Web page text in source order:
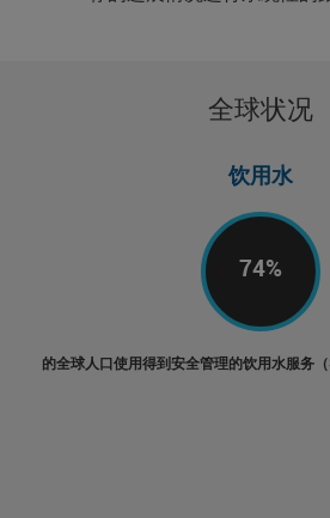
全球状况
饮用水
74%
的全球人口使用得到安全管理的饮用水服务（